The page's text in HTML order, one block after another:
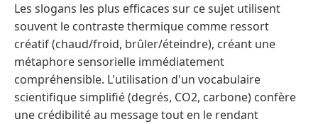
Les slogans les plus efficaces sur ce sujet utilisent
souvent le contraste thermique comme ressort
créatif (chaud/froid, brûler/éteindre), créant une
métaphore sensorielle immédiatement
compréhensible. L'utilisation d'un vocabulaire
scientifique simplifié (degrés, CO2, carbone) confère
une crédibilité au message tout en le rendant